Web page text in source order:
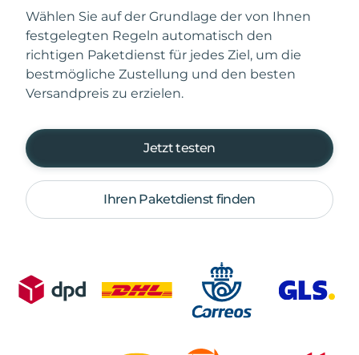
Wählen Sie auf der Grundlage der von Ihnen
festgelegten Regeln automatisch den
richtigen Paketdienst für jedes Ziel, um die
bestmögliche Zustellung und den besten
Versandpreis zu erzielen.
Jetzt testen
Ihren Paketdienst finden